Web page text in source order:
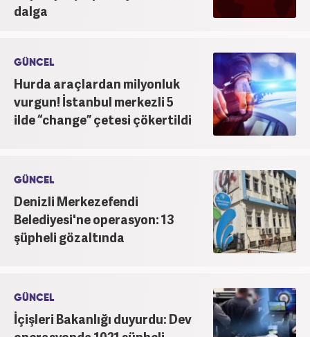
dalga
GÜNCEL
Hurda araçlardan milyonluk
vurgun! İstanbul merkezli 5
ilde “change” çetesi çökertildi
GÜNCEL
Denizli Merkezefendi
Belediyesi'ne operasyon: 13
şüpheli gözaltında
GÜNCEL
İçişleri Bakanlığı duyurdu: Dev